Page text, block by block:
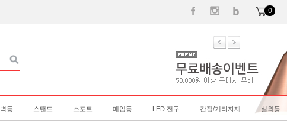
0
벽등 스탠드 스포트 매입등 LED 전구 간접/기타자재 실외등